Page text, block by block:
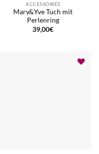
ACCESSOIRES
Mary&Yve Tuch mit
Perlenring
39,00€